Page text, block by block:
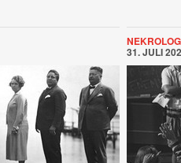
NEKROLOG
31. JULI